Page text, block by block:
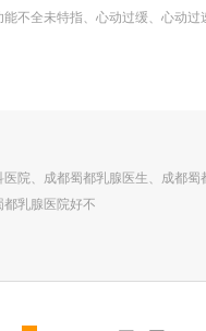
不全未特指、心动过缓、心动过
院、成都蜀都乳腺医生、成都
乳腺医院好不